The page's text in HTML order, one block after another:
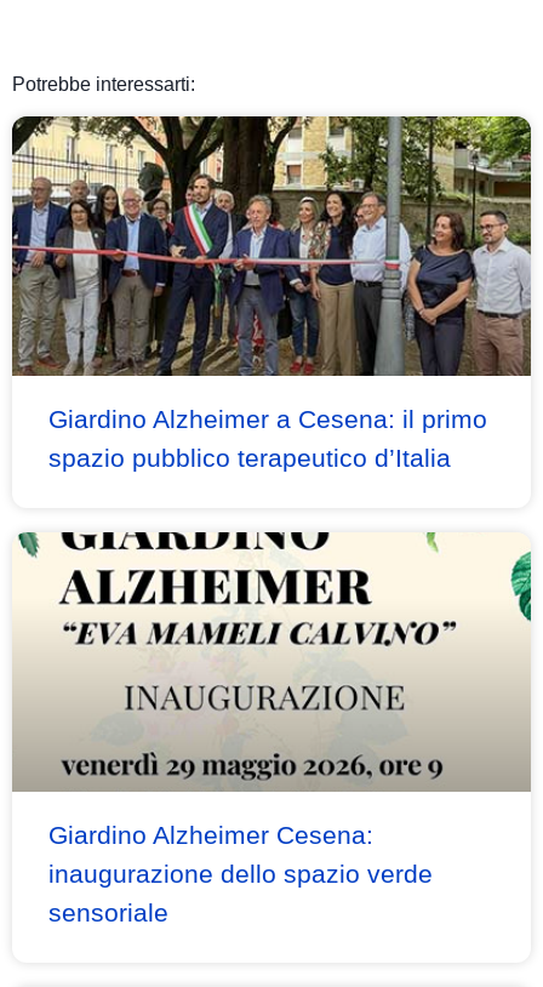
Potrebbe interessarti:
Giardino Alzheimer a Cesena: il primo
spazio pubblico terapeutico d’Italia
Giardino Alzheimer Cesena:
inaugurazione dello spazio verde
sensoriale